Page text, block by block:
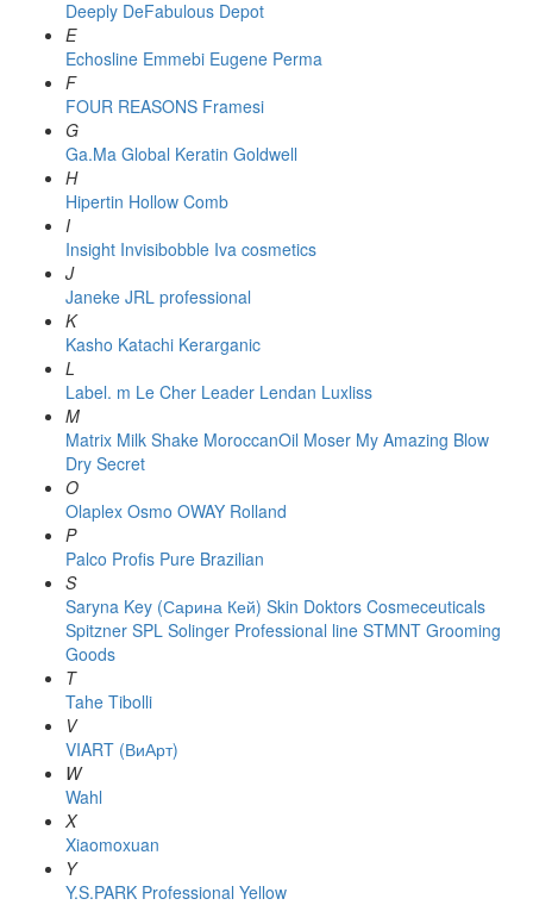
Deeply DeFabulous Depot
E
Echosline Emmebi Eugene Perma
F
FOUR REASONS Framesi
G
Ga.Ma Global Keratin Goldwell
H
Hipertin Hollow Comb
I
Insight Invisibobble Iva cosmetics
J
Janeke JRL professional
K
Kasho Katachi Kerarganic
L
Label. m Le Cher Leader Lendan Luxliss
M
Matrix Milk Shake MoroccanOil Moser My Amazing Blow
Dry Secret
O
Olaplex Osmo OWAY Rolland
P
Palco Profis Pure Brazilian
S
Saryna Key (Сарина Кей) Skin Doktors Cosmeceuticals
Spitzner SPL Solinger Professional line STMNT Grooming
Goods
T
Tahe Tibolli
V
VIART (ВиАрт)
W
Wahl
X
Xiaomoxuan
Y
Y.S.PARK Professional Yellow